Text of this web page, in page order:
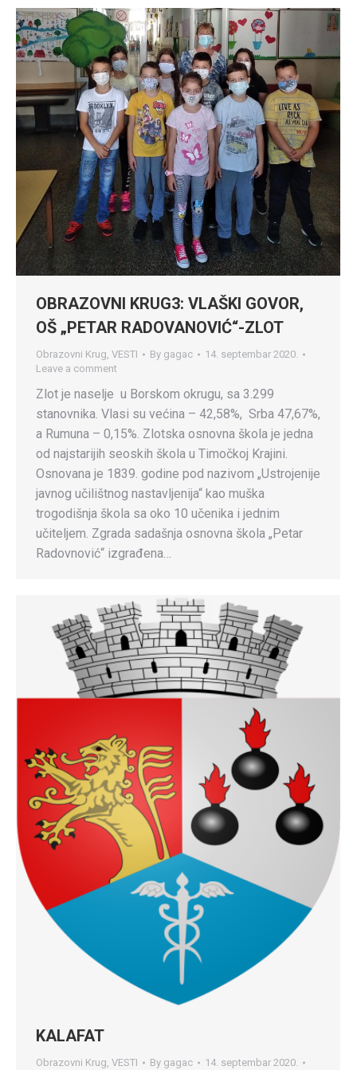
OBRAZOVNI KRUG3: VLAŠKI GOVOR,
OŠ „PETAR RADOVANOVIĆ“-ZLOT
Obrazovni Krug, VESTI By gagac
14. septembar 2020.
Leave a comment
Zlot je naselje u Borskom okrugu, sa 3.299
stanovnika. Vlasi su većina – 42,58%, Srba 47,67%,
a Rumuna – 0,15%. Zlotska osnovna škola je jedna
od najstarijih seoskih škola u Timočkoj Krajini.
Osnovana je 1839. godine pod nazivom „Ustrojenije
javnog učilištnog nastavljenija“ kao muška
trogodišnja škola sa oko 10 učenika i jednim
učiteljem. Zgrada sadašnja osnovna škola „Petar
Radovnović“ izgrađena…
KALAFAT
Obrazovni Krug, VESTI By gagac
14. septembar 2020.